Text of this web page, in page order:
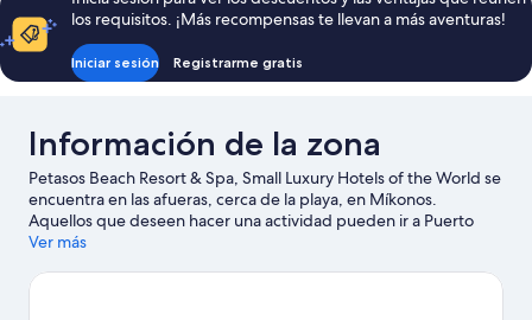
Room
los requisitos. ¡Más recompensas te llevan a más aventuras!
Iniciar sesión Registrarme gratis
Información de la zona
Petasos Beach Resort & Spa, Small Luxury Hotels of the World se
encuentra en las afueras, cerca de la playa, en Míkonos.
Aquellos que deseen hacer una actividad pueden ir a Puerto
antiguo de Mikonos y Puerto nuevo de Mikonos, mientras que
visitar Playa Paradise y Playa de Ornos. En la zona puedes
Ver más